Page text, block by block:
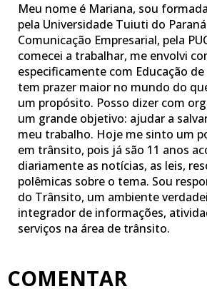
Meu nome é Mariana, sou
pela Universidade Tuiuti do
Comunicação Empresarial, pela
comecei a trabalhar, me envolvi
especificamente com Educação
tem prazer maior no mundo do
um propósito. Posso dizer com
um grande objetivo: ajudar a
meu trabalho. Hoje me sinto um
em trânsito, pois já são 11 anos
diariamente as notícias, as leis,
polêmicas sobre o tema. Sou
do Trânsito, um ambiente
integrador de informações,
serviços na área de trânsito.
COMENTAR